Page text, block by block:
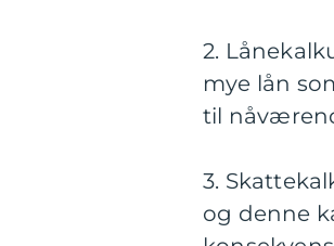
2.
mye lån
til
3.
og denne